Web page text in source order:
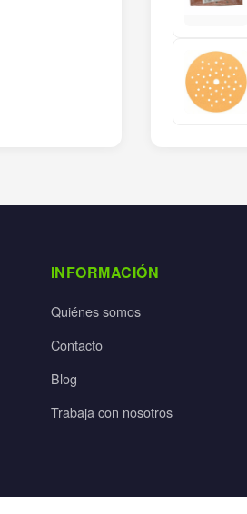
INFORMACIÓN
Quiénes somos
Contacto
Blog
Trabaja con nosotros